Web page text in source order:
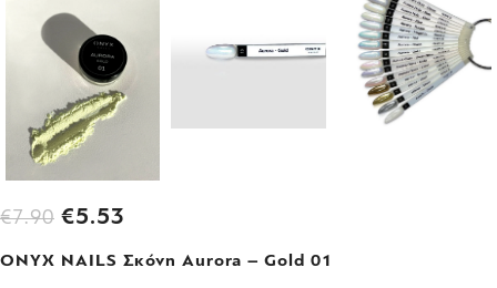
€7.90 €5.53
ONYX NAILS Σκόνη Aurora – Gold 01